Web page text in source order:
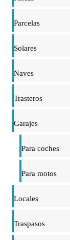
Parcelas
Solares
Naves
Trasteros
Garajes
Para coches
Para motos
Locales
Traspasos